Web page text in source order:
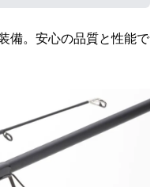
備。安心の品質と性能で